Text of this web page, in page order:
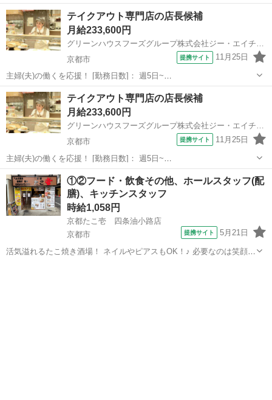
事です。 みずほ銀行直結の宝くじ売り場にて安心して長期で活躍いた
だけます。 <業務内容> ・宝くじ販売 ・当せん金支払い 【応募資格】
高卒以上の方 ・会社勤務経験のある...
アルバイト・パート
テイクアウト専門店の店長候補
月給233,600円
京都市
提携サイト 11月25日
主婦(夫)の働くを応援！ [勤務日数]： 週5日~
09:30~18:30/12:00~20:00/14:00~21:30 月/火/水/木/金/土/日 などから選
べます [勤務地・最寄駅]： 京都府京都市右京区西院追分町...
京都 京都市 店長
テイクアウト専門店の店長候補
月給233,600円
グリーンハウスフーズグループ株式会社ジー・エイチ・エフ・マネジメント
京都市
提携サイト 11月25日
主婦(夫)の働くを応援！ [勤務日数]： 週5日~
09:30~18:30/12:00~20:00/14:00~21:30 月/火/水/木/金/土/日 などから選
べます [勤務地・最寄駅]： 京都府京都市伏見区桃山町山ノ...
京都 京都市 店長
①②フード・飲食その他、ホールスタッフ(配
膳)、キッチンスタッフ
時給1,058円
京都たこ壱 四条油小路店
京都市
提携サイト 5月21日
活気溢れるたこ焼き酒場！ ネイルやピアスもOK！♪ 必要なのは笑顔と